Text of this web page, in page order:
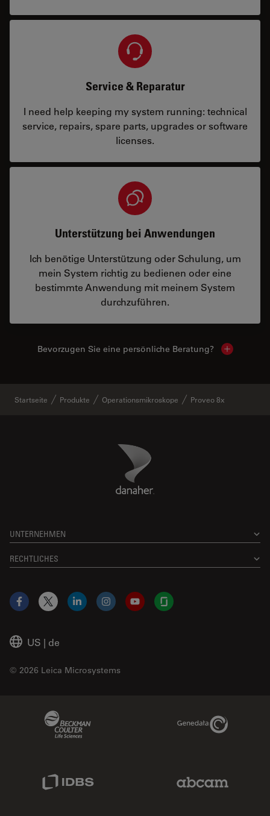
Service & Reparatur
I need help keeping my system running: technical
service, repairs, spare parts, upgrades or software
licenses.
Unterstützung bei Anwendungen
Ich benötige Unterstützung oder Schulung, um
mein System richtig zu bedienen oder eine
bestimmte Anwendung mit meinem System
durchzuführen.
Bevorzugen Sie eine persönliche Beratung? Show
Startseite Produkte Operationsmikroskope Proveo 8x
Danaher Logo
UNTERNEHMEN
RECHTLICHES
US | de
© 2026 Leica Microsystems
Facebook
X LinkedInInstagramYouTubeGlassdoor
Genedata Link